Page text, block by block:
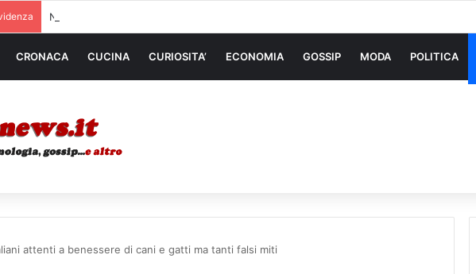
Noleggio mezzi di sollevamento: la migliore soluzione
CRONACA CUCINA CURIOSITA’ ECONOMIA GOSSIP MODA POLITICA
attenti a benessere di cani e gatti ma tanti falsi miti